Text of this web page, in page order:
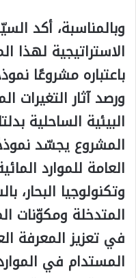
وبالمناسبة، أكد
الاستراتيجية لهذا
باعتباره مشروعًا
ورصد آثار التغيرات
البيئية الساحلية
المشروع يجسّد
العامة للموارد
وتكنولوجيا البحار،
المتدخلة ومكوّنات
في تعزيز المعرفة
المستدام في